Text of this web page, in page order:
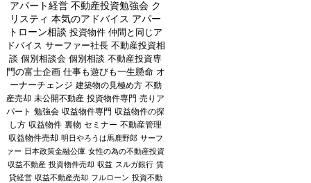
アパート経営 不動産投資勉強会 ク
リスティ 本気のアドバイス アパー
トローン相談 投資物件 仲間と同じア
ドバイス サーファー社長 不動産投資相
談 個別相談会 個別相談 不動産投資専
門の富士企画 仕事も遊びも一生懸命 オ
ーナーチェンジ 建築物の見極め方 不動
産売却 未公開不動産 投資物件専門 売りア
パート 勉強会 収益物件専門 収益物件の探
し方 収益物件 裏物 セミナー 不動産管理
収益物件売却 明日やろうは馬鹿野郎 サーフ
ァー 日本政策金融公庫 女性の為の不動産投資
収益不動産 投資物件売却 収益 スルガ銀行 賃
貸経営 収益不動産売却 フルローン 投資不動